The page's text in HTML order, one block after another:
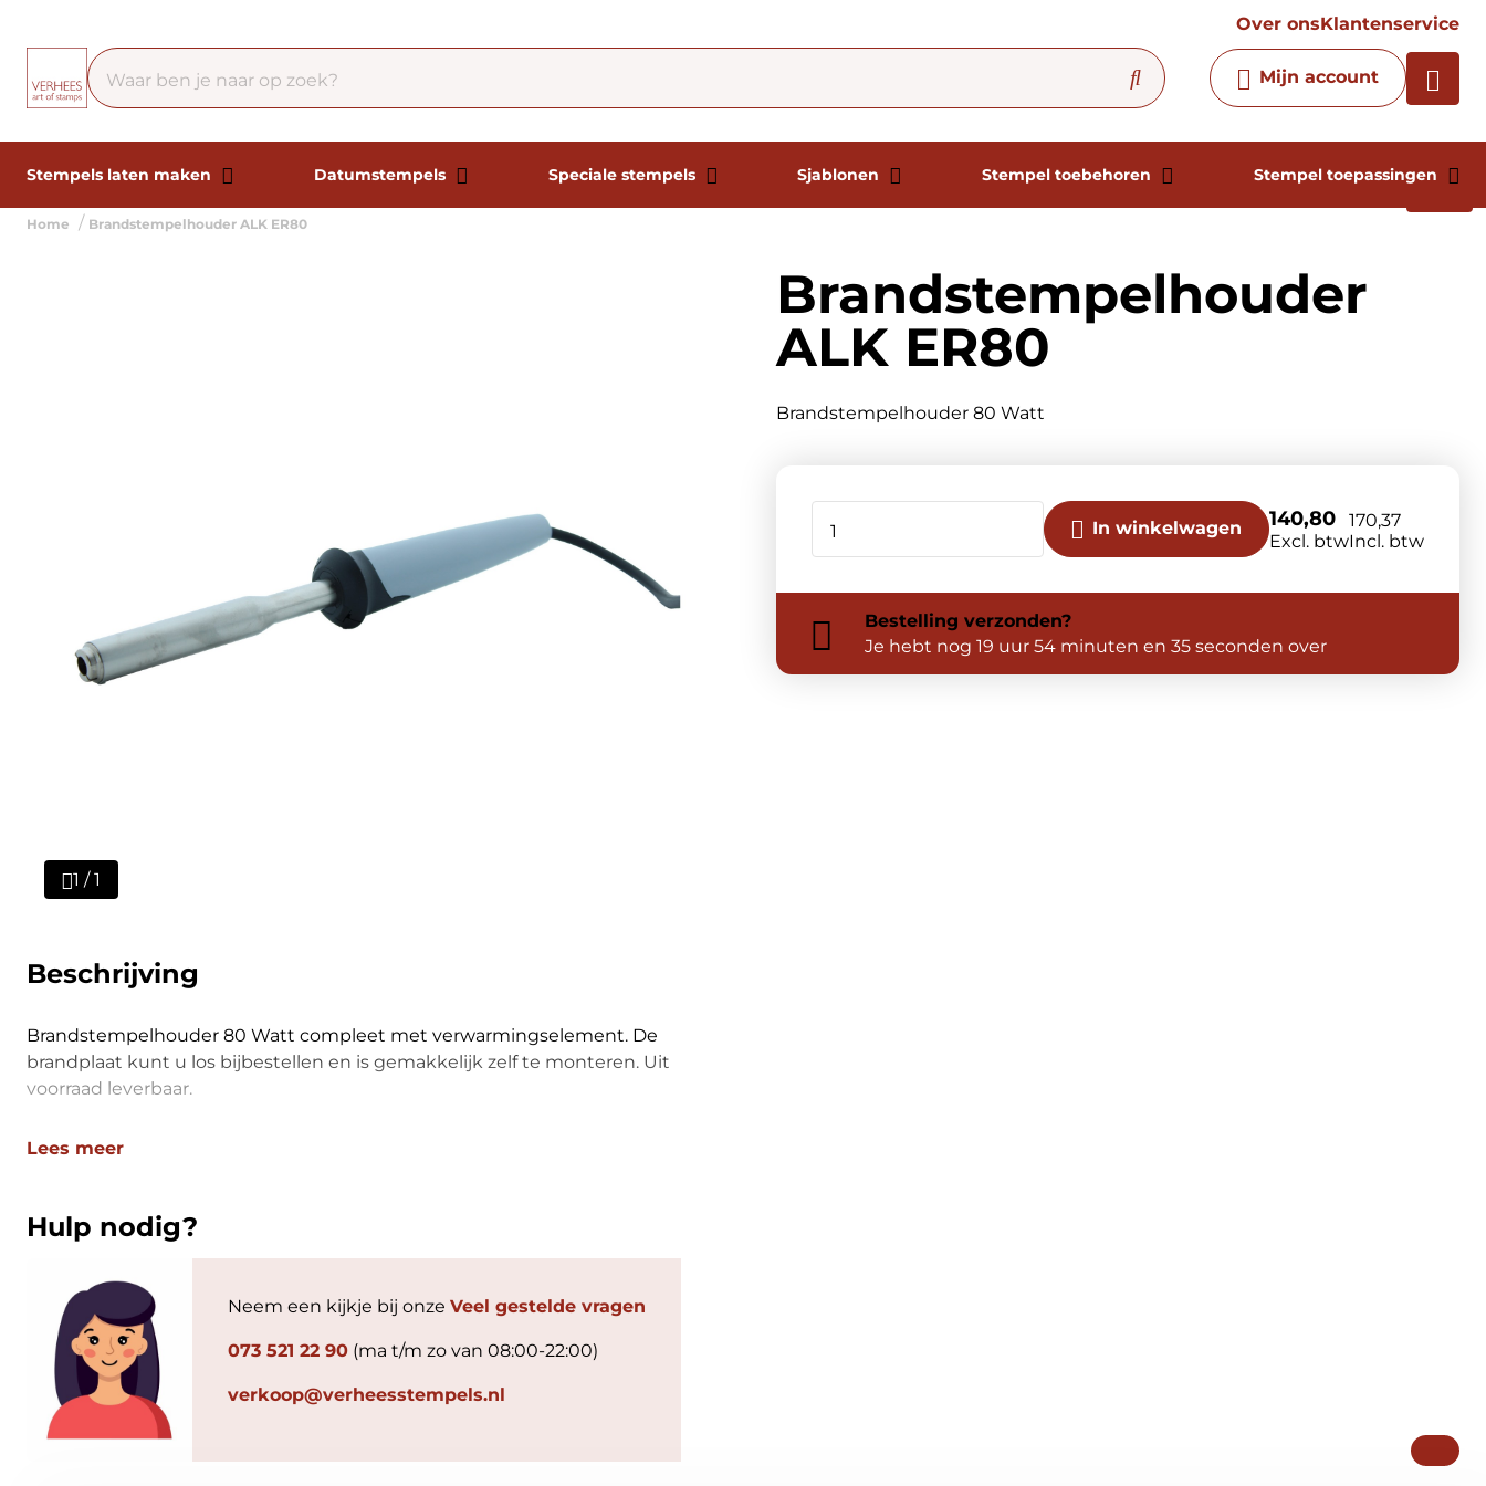
Over onsKlantenservice
Mijn account
Stempels laten maken Datumstempels Speciale stempels Sjablonen Stempel toebehoren Stempel toepassingen
Chatbot
Chat 24/7 met onze chatbot
voor hulp
Contact
Home Brandstempelhouder ALK ER80
1 / 1
Beschrijving
Brandstempelhouder 80 Watt compleet met verwarmingselement. De
brandplaat kunt u los bijbestellen en is gemakkelijk zelf te monteren. Uit
voorraad leverbaar.
Lees meer
Hulp nodig?
Neem een kijkje bij onze Veel gestelde vragen
073 521 22 90 (ma t/m zo van 08:00-22:00)
verkoop@verheesstempels.nl
Brandstempelhouder
ALK ER80
Brandstempelhouder 80 Watt
In winkelwagen 140,80
Excl. btw
170,37
Incl. btw
Bestelling verzonden?
Je hebt nog 19 uur 54 minuten en 35 seconden over